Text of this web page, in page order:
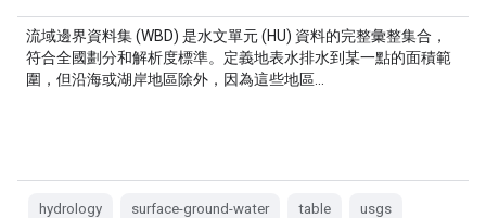
流域邊界資料集 (WBD) 是水文單元 (HU) 資料的完整彙整集合，
符合全國劃分和解析度標準。定義地表水排水到某一點的面積範
圍，但沿海或湖岸地區除外，因為這些地區…
hydrology surface-ground-water table usgs